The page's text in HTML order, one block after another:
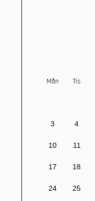
Mån Tis
3 4
10 11
17 18
24 25